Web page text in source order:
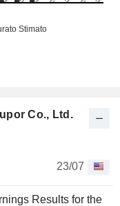
Co., Ltd.
23/07
Results for the